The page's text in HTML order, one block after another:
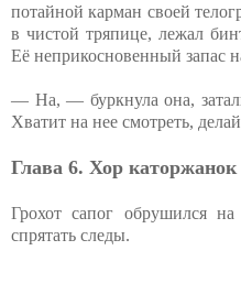
потайной карман своей
в чистой тряпице, лежал
Её неприкосновенный запас
— На, — буркнула она,
Хватит на нее смотреть,
Глава 6. Хор каторжанок
Грохот сапог обрушился
спрятать следы.